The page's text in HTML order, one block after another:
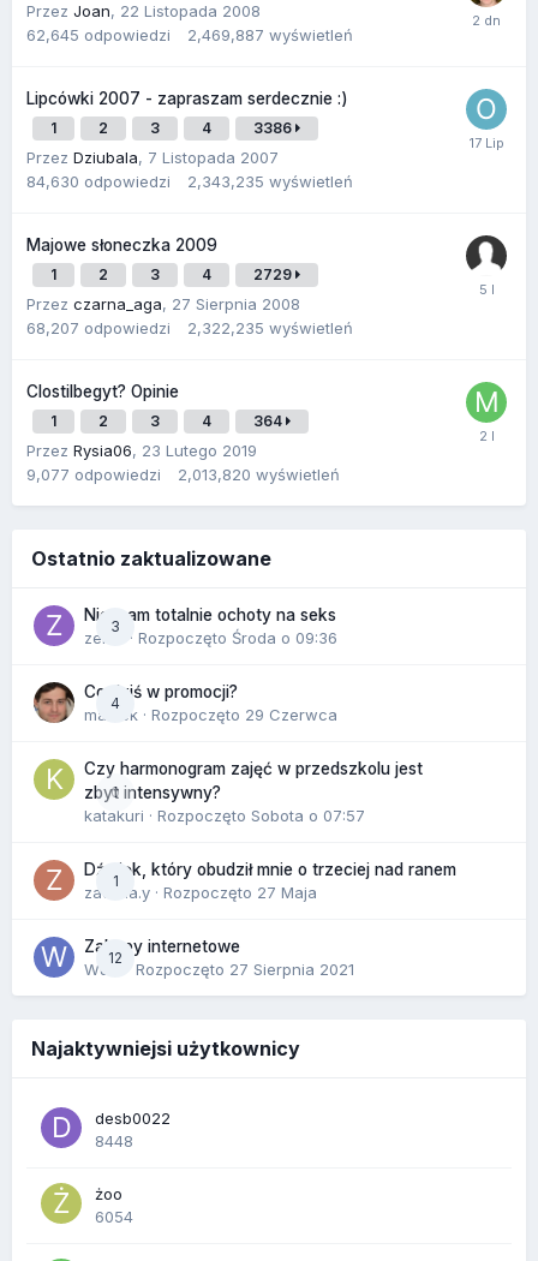
Przez Joan, 22 Listopada 2008
62,645 odpowiedzi 2,469,887 wyświetleń
Lipcówki 2007 - zapraszam serdecznie :)
1 2 3 4 3386
Przez Dziubala, 7 Listopada 2007
84,630 odpowiedzi 2,343,235 wyświetleń
Majowe słoneczka 2009
1 2 3 4 2729
Przez czarna_aga, 27 Sierpnia 2008
68,207 odpowiedzi 2,322,235 wyświetleń
Clostilbegyt? Opinie
1 2 3 4 364
Przez Rysia06, 23 Lutego 2019
9,077 odpowiedzi 2,013,820 wyświetleń
Ostatnio zaktualizowane
3
Nie mam totalnie ochoty na seks
zenla
· Rozpoczęto Środa o 09:36
4
Co dziś w promocji?
maciek · Rozpoczęto 29 Czerwca
0
Czy harmonogram zajęć w przedszkolu jest
zbyt intensywny?
katakuri · Rozpoczęto Sobota o 07:57
1
Dźwięk, który obudził mnie o trzeciej nad ranem
zackr.a.y · Rozpoczęto 27 Maja
12
Zakupy internetowe
Wula · Rozpoczęto 27 Sierpnia 2021
Najaktywniejsi użytkownicy
desb0022
8448
żoo
6054